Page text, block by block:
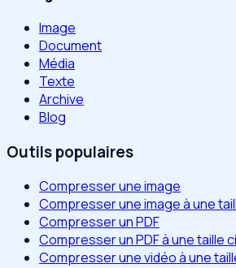
Image
Document
Média
Texte
Archive
Blog
Outils populaires
Compresser une image
Compresser une image à une
Compresser un PDF
Compresser un PDF à une taille
Compresser une vidéo à une